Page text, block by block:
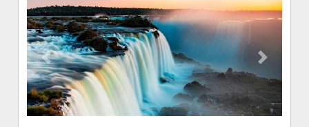
escala internacional y desde ella se pueden realizar
diferentes excursiones y visitas al Parque Nacional Iguazú y
a las Cataratas, que consideradas como una de las siete
maravillas del mundo por su grandeza natural y su
maravillosa vegetación, dejan extasiado a quien tiene la
posibilidad de contactarse con ellas.
El aeropuerto internacional de Iguazú que se encuentra a
17 km. y el surgimiento de nuevos barrios, le dan una
Previous Next